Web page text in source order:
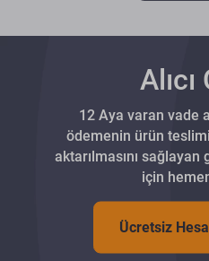
12 Aya varan vade
ödemenin ürün
aktarılmasını
için
Ücretsiz